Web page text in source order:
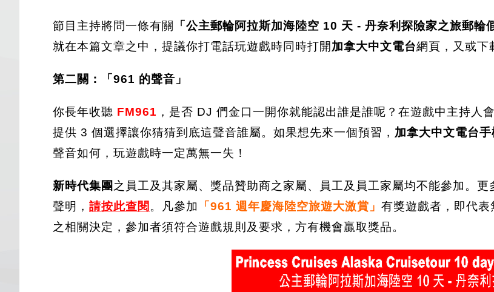
節目主持將問一條有關 「公主郵輪阿拉斯加海陸空 10 天 - 丹奈利探險家之旅郵輪
就在本篇文章之中，提議你打電話玩遊戲時同時打開加拿大中文電台網頁，又或下
第二關：「961 的聲音」
你長年收聽 FM961 ，是否 DJ 們金口一開你就能認出誰是誰呢？在遊戲中主持人
提供 3 個選擇讓你猜猜到底這聲音誰屬。如果想先來一個預習， 加拿大中文電台
聲音如何，玩遊戲時一定萬無一失！
新時代集團 之員工及其家屬、獎品贊助商之家屬、員工及員工家屬均不能參加。更
聲明， 請按此查閱 。凡參加 「961 週年慶海陸空旅遊大激賞」 有獎遊戲者，即代
之相關決定，參加者須符合遊戲規則及要求，方有機會贏取獎品。